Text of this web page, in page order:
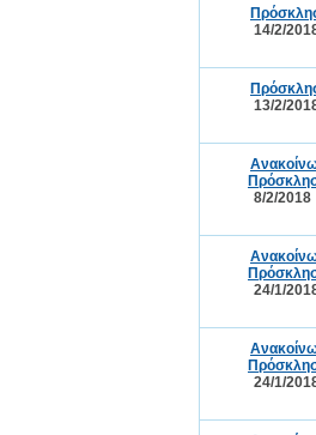
14/2/
13/2/
8/2/2018
24/1/
24/1/